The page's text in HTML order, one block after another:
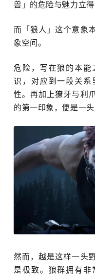
兽」的危险与魅力立得
而「狼人」这个意象
象空间。
危险，写在狼的本能
识，对应到一段关系
性。再加上獠牙与利
的第一印象，便是一
然而，越是这样一头
是极致。狼群拥有非